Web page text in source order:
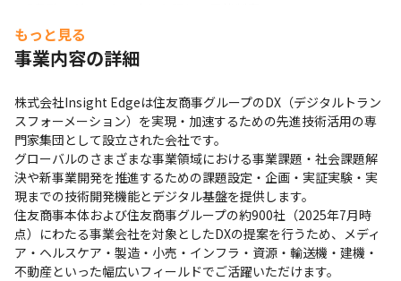
もっと見る
事業内容の詳細
株式会社Insight Edgeは住友商事グループのDX（デジタルトラン
スフォーメーション）を実現・加速するための先進技術活用の専
門家集団として設立された会社です。
グローバルのさまざまな事業領域における事業課題・社会課題解
決や新事業開発を推進するための課題設定・企画・実証実験・実
現までの技術開発機能とデジタル基盤を提供します。
住友商事本体および住友商事グループの約900社（2025年7月時
点）にわたる事業会社を対象としたDXの提案を行うため、メディ
ア・ヘルスケア・製造・小売・インフラ・資源・輸送機・建機・
不動産といった幅広いフィールドでご活躍いただけます。